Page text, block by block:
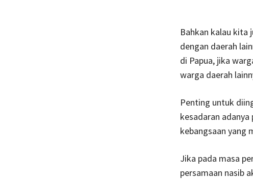
Bahkan kalau kita
dengan daerah
di Papua, jika
warga daerah
Penting untuk
kesadaran
kebangsaan yang
Jika pada masa
persamaan nasib